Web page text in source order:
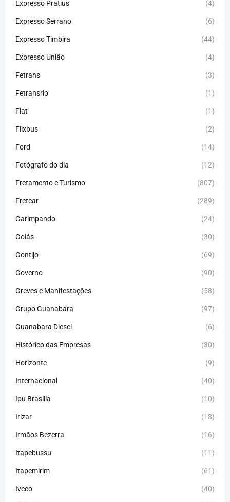
Expresso Pratius (4)
Expresso Serrano (6)
Expresso Timbira (44)
Expresso União (4)
Fetrans (3)
Fetransrio (1)
Fiat (1)
Flixbus (2)
Ford (14)
Fotógrafo do dia (12)
Fretamento e Turismo (807)
Fretcar (289)
Garimpando (24)
Goiás (30)
Gontijo (69)
Governo (90)
Greves e Manifestações (58)
Grupo Guanabara (97)
Guanabara Diesel (6)
Histórico das Empresas (30)
Horizonte (9)
Internacional (40)
Ipu Brasilia (10)
Irizar (18)
Irmãos Bezerra (16)
Itapebussu (11)
Itapemirim (61)
Iveco (40)